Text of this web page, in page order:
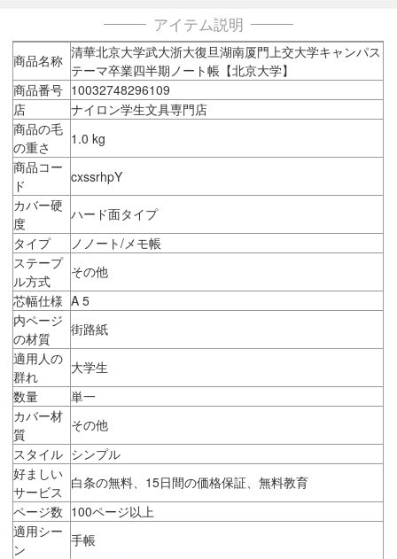
アイテム説明
商品名称 清華北京大学武大浙大復旦湖南厦門上交大学キャンパス
テーマ卒業四半期ノート帳【北京大学】
商品番号 10032748296109
店
ナイロン学生文具専門店
商品の毛
の重さ
1.0 kg
商品コー
ド
cxssrhpY
カバー硬
度
ハード面タイプ
タイプ
ノノート/メモ帳
ステープ
ル方式
その他
芯幅仕様 A 5
内ページ
の材質
街路紙
適用人の
群れ
大学生
数量
単一
カバー材
質
その他
スタイル シンプル
好ましい
サービス
白条の無料、15日間の価格保証、無料教育
ページ数 100ページ以上
適用シー
ン
手帳